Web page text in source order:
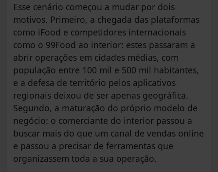
Esse cenário começou a mudar por dois
motivos. Primeiro, a chegada das plataformas
como iFood e competidores internacionais
como o 99Food ao interior: estes passaram a
abrir operações em cidades médias, com
população entre 100 mil e 500 mil habitantes,
e a defesa de território pelos aplicativos
regionais deixou de ser apenas geográfica.
Segundo, a maturação do próprio modelo de
negócio: o comerciante do interior passou a
buscar mais do que um canal de vendas online
e passou a precisar de ferramentas que
organizassem toda a sua operação.